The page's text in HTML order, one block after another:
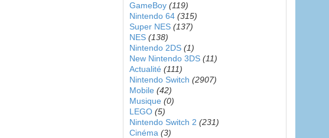
GameBoy (119)
Nintendo 64 (315)
Super NES (137)
NES (138)
Nintendo 2DS (1)
New Nintendo 3DS (11)
Actualité (111)
Nintendo Switch (2907)
Mobile (42)
Musique (0)
LEGO (5)
Nintendo Switch 2 (231)
Cinéma (3)